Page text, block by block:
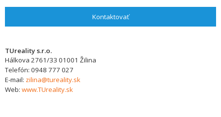
Kontaktovať
TUreality s.r.o.
Hálkova 2761/33 01001 Žilina
Telefón: 0948 777 027
E-mail: zilina@tureality.sk
Web: www.TUreality.sk